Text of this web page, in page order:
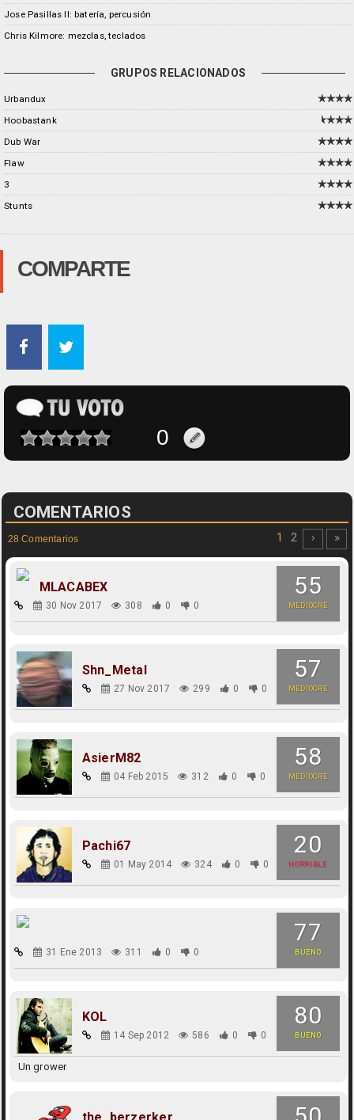
Jose Pasillas II: batería, percusión
Chris Kilmore: mezclas, teclados
GRUPOS RELACIONADOS
Urbandux
Hoobastank
Dub War
Flaw
3
Stunts
COMPARTE
COMENTARIOS
28 Comentarios 1 2 › »
55
MEDIOCRE
MLACABEX
30 Nov 2017 308 0 0
57
MEDIOCRE
Shn_Metal
27 Nov 2017 299 0 0
58
MEDIOCRE
AsierM82
04 Feb 2015 312 0 0
20
HORRIBLE
Pachi67
01 May 2014 324 0 0
77
BUENO
31 Ene 2013 311 0 0
80
BUENO
KOL
14 Sep 2012 586 0 0
Un grower